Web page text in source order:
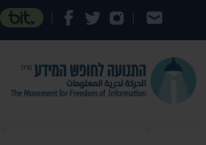
דילוג לתוכן העמוד